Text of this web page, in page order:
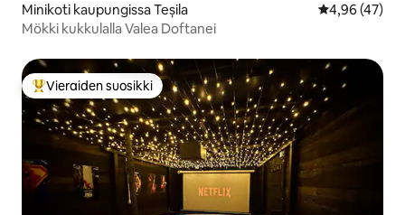
Minikoti kaupungissa Teșila
4,96 (47)
Mökki kukkulalla Valea Doftanei
Vieraiden suosikkien parhaimmistoa
Vieraiden suosikki